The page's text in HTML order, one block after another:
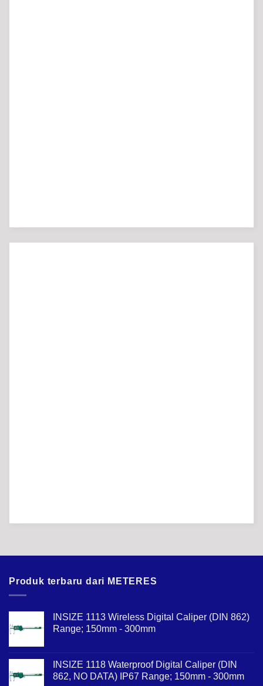
Produk terbaru dari METERES
INSIZE 1113 Wireless Digital Caliper (DIN 862)
Range; 150mm - 300mm
INSIZE 1118 Waterproof Digital Caliper (DIN
862, NO DATA) IP67 Range; 150mm - 300mm